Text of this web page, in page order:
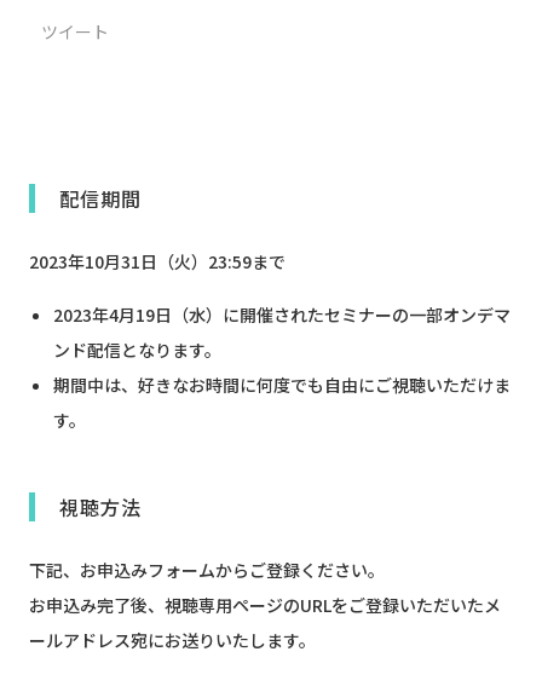
ツイート
配信期間
2023年10月31日（火）23:59まで
2023年4月19日（水）に開催されたセミナーの一部オンデマ
ンド配信となります。
期間中は、好きなお時間に何度でも自由にご視聴いただけま
す。
視聴方法
下記、お申込みフォームからご登録ください。
お申込み完了後、視聴専用ページのURLをご登録いただいたメ
ールアドレス宛にお送りいたします。